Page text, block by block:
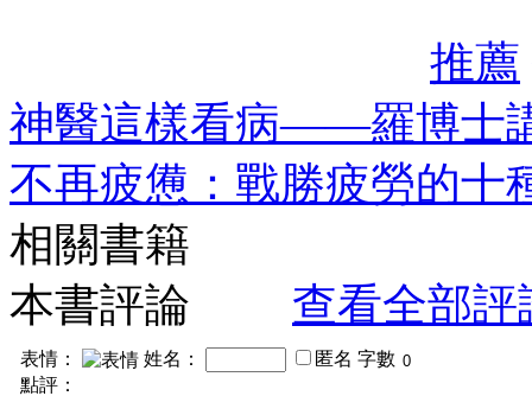
推薦
神醫這樣看病——羅博士
不再疲憊：戰勝疲勞的
相關書籍
本書評論
查看全部評
表情： 姓名： 匿名 字數
點評：